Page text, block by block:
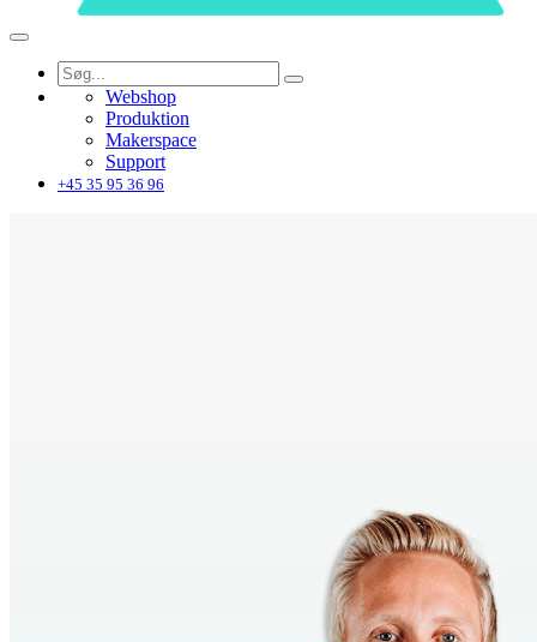
Webshop
Produktion
Makerspace
Support
+45 35 95 36 96